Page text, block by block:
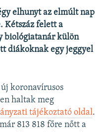
elhunyt az elmúlt nap
Kétszáz felett a
biológiatanár külön
diákoknak egy jeggyel
koronavírusos
haltak meg
tájékoztató oldal.
813 818 főre nőtt a